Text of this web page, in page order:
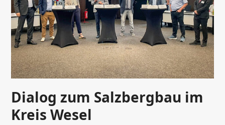
Dialog zum Salzbergbau im
Kreis Wesel